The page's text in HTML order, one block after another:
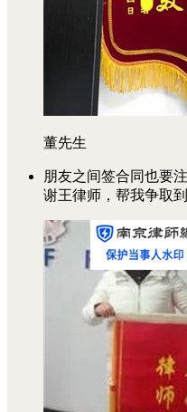
董先生
朋友之间签合同也要
谢王律师，帮我争取